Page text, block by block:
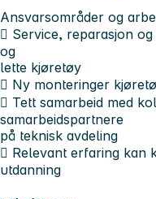
Ansvarsområder og
 Service, reparasjon
og
lette kjøretøy
 Ny monteringer
 Tett samarbeid med
samarbeidspartnere
på teknisk avdeling
 Relevant erfaring kan
utdanning